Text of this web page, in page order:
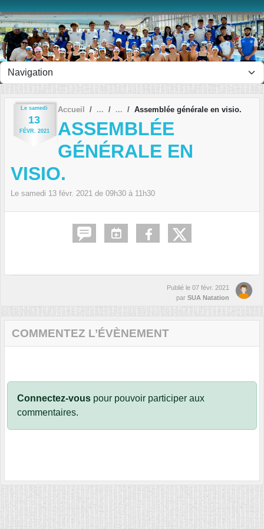
Le samedi
13
FÉVR. 2021
Accueil Assemblée générale en visio.
ASSEMBLÉE
GÉNÉRALE EN
VISIO.
Le samedi 13 févr. 2021 de 09h30 à 11h30
Publié le 07 févr. 2021
par SUA Natation
COMMENTEZ L’ÉVÈNEMENT
Connectez-vous pour pouvoir participer aux
commentaires.